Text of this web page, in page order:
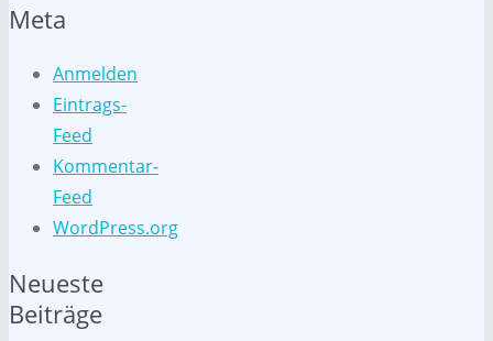
Meta
Anmelden
Eintrags-
Feed
Kommentar-
Feed
WordPress.org
Neueste
Beiträge